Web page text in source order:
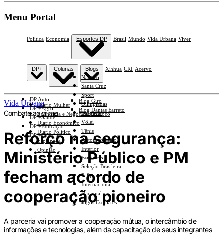
Menu Portal
Política Economia Esportes DP
Náutico
Santa Cruz
Sport
Olimpíadas
Basquete
Vôlei
Tênis
Automobilismo
Interior
Feminino
Seleção Brasileira
E-Sports
Internacional
Nacional
Jogos Escolares
Brasil Mundo Vida Urbana Viver
DP+
DP Auto
DP +Agro
DP +Saúde
DP +Educação
DP +Ciências
Colunas
Diario Mulher
Economia e Negócios Em Foco
Diario Econômico
Diario Político
Esplanada
Opinião
Blogs
Blog Giro
Blog Dantas Barreto
Xinhua CRI Acervo
Vida Urbana
Combate ao crime
Reforço na segurança:
Ministério Público e PM
fecham acordo de
cooperação pioneiro
A parceria vai promover a cooperação mútua, o intercâmbio de
informações e tecnologias, além da capacitação de seus integrantes